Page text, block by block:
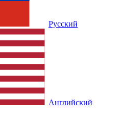
Русский
Английский